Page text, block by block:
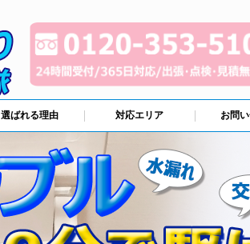
選ばれる理由 対応エリア お問